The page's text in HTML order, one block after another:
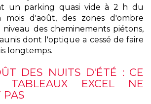
un parking quasi vide à 2 h du
d'août, des zones d'ombre
des cheminements piétons,
dont l'optique a cessé de faire
longtemps.
DES NUITS D'ÉTÉ : CE
EXCEL NE
PAS